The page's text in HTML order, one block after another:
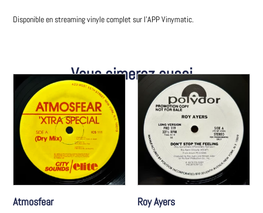
Disponible en streaming vinyle complet sur l’APP Vinymatic.
Vous aimerez aussi
Atmosfear Roy Ayers